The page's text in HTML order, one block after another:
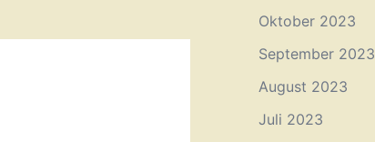
Oktober 2023
September 2023
August 2023
Juli 2023